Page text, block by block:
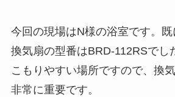
今回の現場はN様の浴室です。
換気扇の型番はBRD-112RSでし
こもりやすい場所ですので、換
非常に重要です。